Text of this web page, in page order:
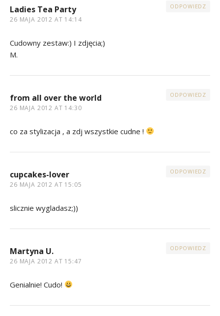
Ladies Tea Party
26 MAJA 2012 AT 14:14
ODPOWIEDZ
Cudowny zestaw:) I zdjęcia;)
M.
from all over the world
26 MAJA 2012 AT 14:30
ODPOWIEDZ
co za stylizacja , a zdj wszystkie cudne !
cupcakes-lover
26 MAJA 2012 AT 15:05
ODPOWIEDZ
slicznie wygladasz;))
Martyna U.
26 MAJA 2012 AT 15:47
ODPOWIEDZ
Genialnie! Cudo!